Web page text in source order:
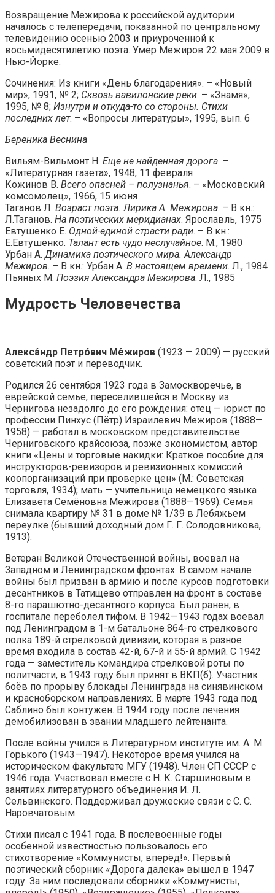
Возвращение Межирова к российской аудитории
началось с телепередачи, показанной по центральному
телевидению осенью 2003 и приуроченной к
восьмидесятилетию поэта. Умер Межиров 22 мая 2009 в
Нью-Йорке.
Сочинения: Из книги «День благодарения». – «Новый
мир», 1991, № 2; Сквозь вавилонские реки. – «Знамя»,
1995, № 8; Изнутри и откуда-то со стороны. Стихи
последних лет. – «Вопросы литературы», 1995, вып. 6
Береника Веснина
Вильям-Вильмонт Н. Еще не найденная дорога. –
«Литературная газета», 1948, 11 февраля
Кожинов В. Всего опасней – полузнанья. – «Московский
комсомолец», 1966, 15 июня
Таганов Л. Возраст поэта. Лирика А. Межирова. – В кн.:
Л.Таганов. На поэтических меридианах. Ярославль, 1975
Евтушенко Е. Одной-единой страсти ради. – В кн.:
Е.Евтушенко. Талант есть чудо неслучайное. М., 1980
Урбан А. Динамика поэтического мира. Александр
Межиров. – В кн.: Урбан А. В настоящем времени. Л., 1984
Пьяных М. Поэзия Александра Межирова. Л., 1985
Мудрость Человечества
Алекса́ндр Петро́вич Ме́жиров (1923 — 2009) — русский
советский поэт и переводчик.
Родился 26 сентября 1923 года в Замоскворечье, в
еврейской семье, переселившейся в Москву из
Чернигова незадолго до его рождения: отец — юрист по
профессии Пинхус (Пётр) Израилевич Межиров (1888—
1958) — работал в московском представительстве
Черниговского крайсоюза, позже экономистом, автор
книги «Цены и торговые накидки: Краткое пособие для
инструкторов-ревизоров и ревизионных комиссий
коопорганизаций при проверке цен» (М.: Советская
торговля, 1934); мать — учительница немецкого языка
Елизавета Семёновна Межирова (1888—1969). Семья
снимала квартиру № 31 в доме № 1/39 в Лебяжьем
переулке (бывший доходный дом Г. Г. Солодовникова,
1913).
Ветеран Великой Отечественной войны, воевал на
Западном и Ленинградском фронтах. В самом начале
войны был призван в армию и после курсов подготовки
десантников в Татищево отправлен на фронт в составе
8-го парашютно-десантного корпуса. Был ранен, в
госпитале переболел тифом. В 1942—1943 годах воевал
под Ленинградом в 1-м батальоне 864-го стрелкового
полка 189-й стрелковой дивизии, которая в разное
время входила в состав 42-й, 67-й и 55-й армий. С 1942
года — заместитель командира стрелковой роты по
политчасти, в 1943 году был принят в ВКП(б). Участник
боёв по прорыву блокады Ленинграда на синявинском
и красноборском направлениях. В марте 1943 года под
Саблино был контужен. В 1944 году после лечения
демобилизован в звании младшего лейтенанта.
После войны учился в Литературном институте им. А. М.
Горького (1943—1947). Некоторое время учился на
историческом факультете МГУ (1948). Член СП СССР с
1946 года. Участвовал вместе с Н. К. Старшиновым в
занятиях литературного объединения И. Л.
Сельвинского. Поддерживал дружеские связи с С. С.
Наровчатовым.
Стихи писал с 1941 года. В послевоенные годы
особенной известностью пользовалось его
стихотворение «Коммунисты, вперёд!». Первый
поэтический сборник «Дорога далека» вышел в 1947
году. За ним последовали сборники «Коммунисты,